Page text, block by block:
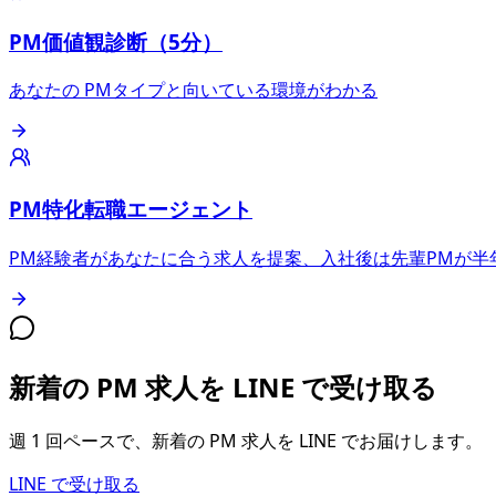
PM価値観診断（5分）
あなたの PMタイプと向いている環境がわかる
PM特化転職エージェント
PM経験者があなたに合う求人を提案、入社後は先輩PMが半
新着の PM 求人を LINE で受け取る
週 1 回ペースで、新着の PM 求人を LINE でお届けします。
LINE で受け取る